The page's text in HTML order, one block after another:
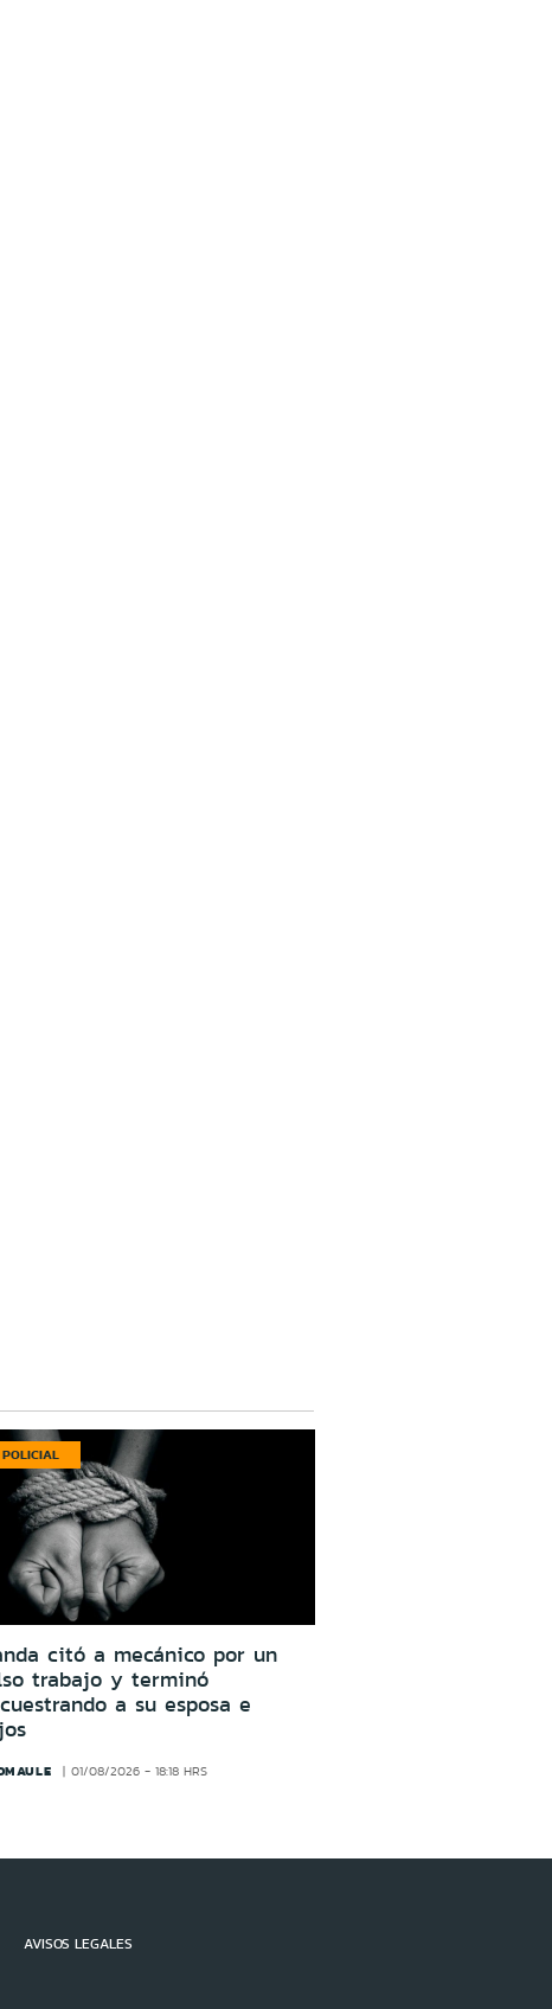
POLICIAL
citó a mecánico por un
trabajo y terminó
a su esposa e
01/08/2026 - 18:18 HRS
AVISOS LEGALES